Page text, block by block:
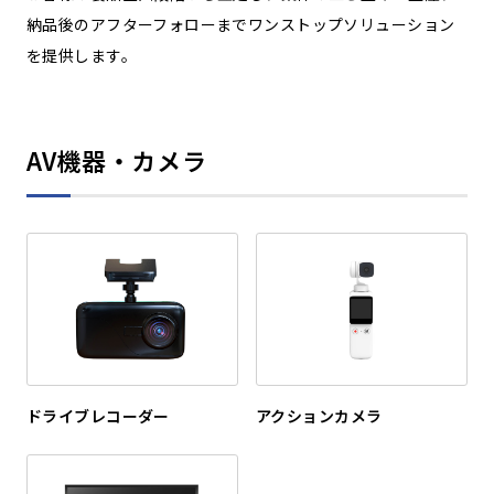
納品後のアフターフォローまでワンストップソリューション
を提供します。
AV機器・カメラ
ドライブレコーダー アクションカメラ